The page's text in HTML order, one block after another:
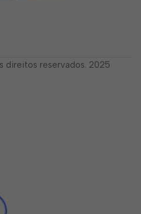
direitos reservados. 2025